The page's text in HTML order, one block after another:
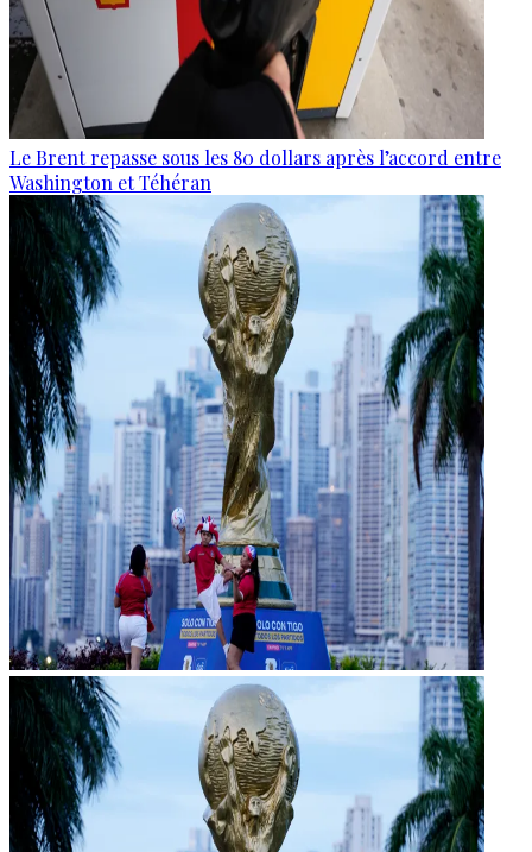
Le Brent repasse sous les 80 dollars après l’accord entre
Washington et Téhéran